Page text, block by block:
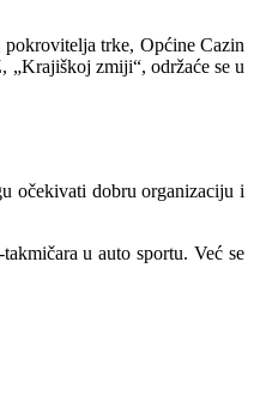
trke, Općine Cazin
„Krajiškoj zmiji“, održaće se u
očekivati dobru organizaciju i
u auto sportu. Već se